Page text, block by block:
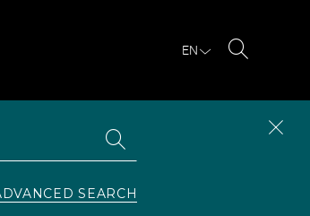
EN
SEARCH